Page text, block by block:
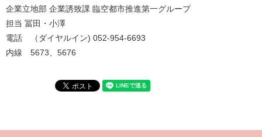
企業立地部 企業誘致課 臨空都市推進第一グループ
担当 冨田・小澤
電話 （ダイヤルイン) 052-954-6693
内線 5673、5676